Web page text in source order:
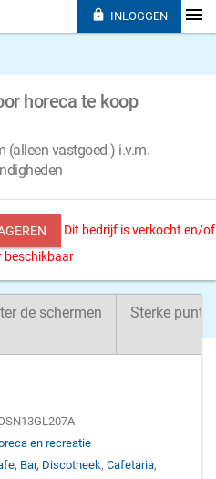
horeca te koop
(alleen vastgoed ) i.v.m.
Dit bedrijf is verkocht en/of
beschikbaar
de schermen Sterke
en recreatie
Bar, Discotheek,Cafetaria,
 INLOGGEN